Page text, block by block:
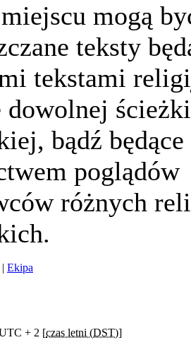
mogą
teksty
tekstami
dowolnej ścieżki
bądź będące
poglądów
różnych
| Ekipa
+ 2 [czas letni (DST)]